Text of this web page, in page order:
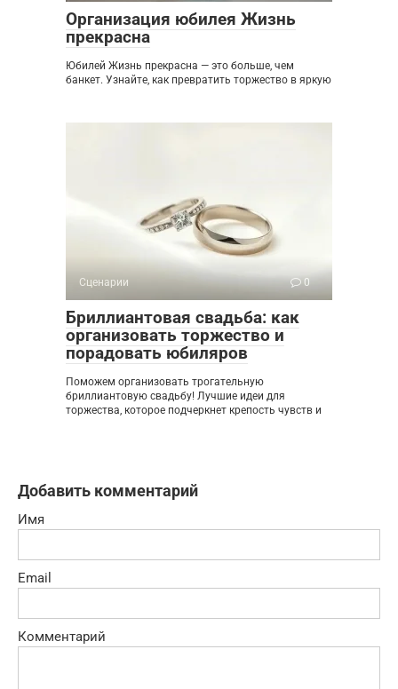
Организация юбилея Жизнь
прекрасна
Юбилей Жизнь прекрасна — это больше, чем
банкет. Узнайте, как превратить торжество в яркую
Сценарии 0
Бриллиантовая свадьба: как
организовать торжество и
порадовать юбиляров
Поможем организовать трогательную
бриллиантовую свадьбу! Лучшие идеи для
торжества, которое подчеркнет крепость чувств и
Добавить комментарий
Имя
Email
Комментарий